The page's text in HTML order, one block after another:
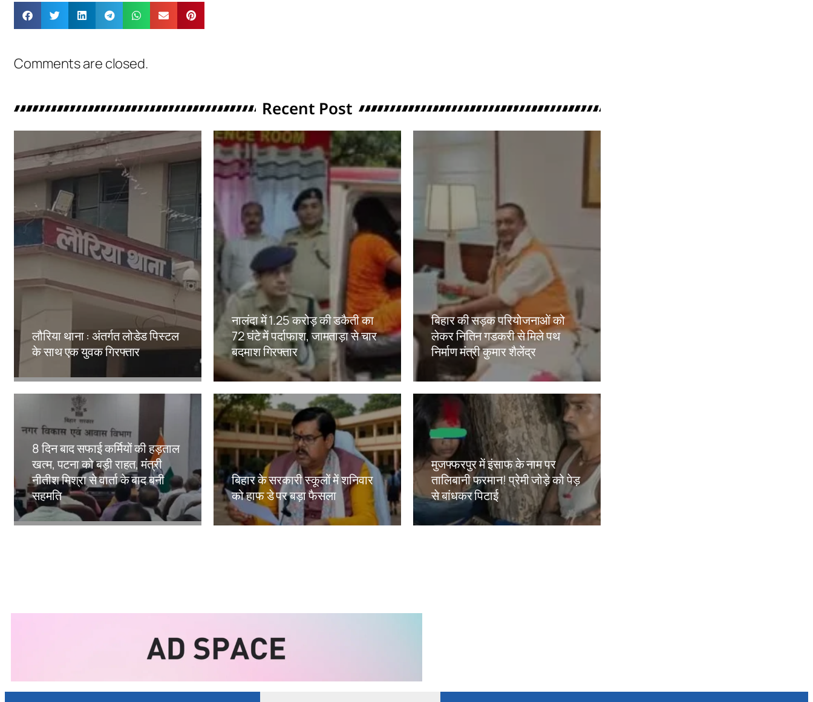
Comments are closed.
Recent Post
लौरिया थाना : अंतर्गत लोडेड पिस्टल
के साथ एक युवक गिरफ्तार
नालंदा में 1.25 करोड़ की डकैती का
72 घंटे में पर्दाफाश, जामताड़ा से चार
बदमाश गिरफ्तार
Amit Lekh
बिहार की सड़क परियोजनाओं को
लेकर नितिन गडकरी से मिले पथ
निर्माण मंत्री कुमार शैलेंद्र
Amit Lekh
8 दिन बाद सफाई कर्मियों की हड़ताल
खत्म, पटना को बड़ी राहत, मंत्री
नीतीश मिश्रा से वार्ता के बाद बनी
सहमति
Amit Lekh
बिहार के सरकारी स्कूलों में शनिवार
को हाफ डे पर बड़ा फैसला
Amit Lekh
मुजफ्फरपुर में इंसाफ के नाम पर
तालिबानी फरमान! प्रेमी जोड़े को पेड़
से बांधकर पिटाई
Amit Lekh